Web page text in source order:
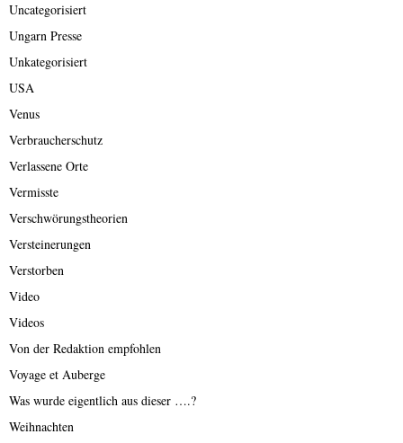
Uncategorisiert
Ungarn Presse
Unkategorisiert
USA
Venus
Verbraucherschutz
Verlassene Orte
Vermisste
Verschwörungstheorien
Versteinerungen
Verstorben
Video
Videos
Von der Redaktion empfohlen
Voyage et Auberge
Was wurde eigentlich aus dieser ….?
Weihnachten